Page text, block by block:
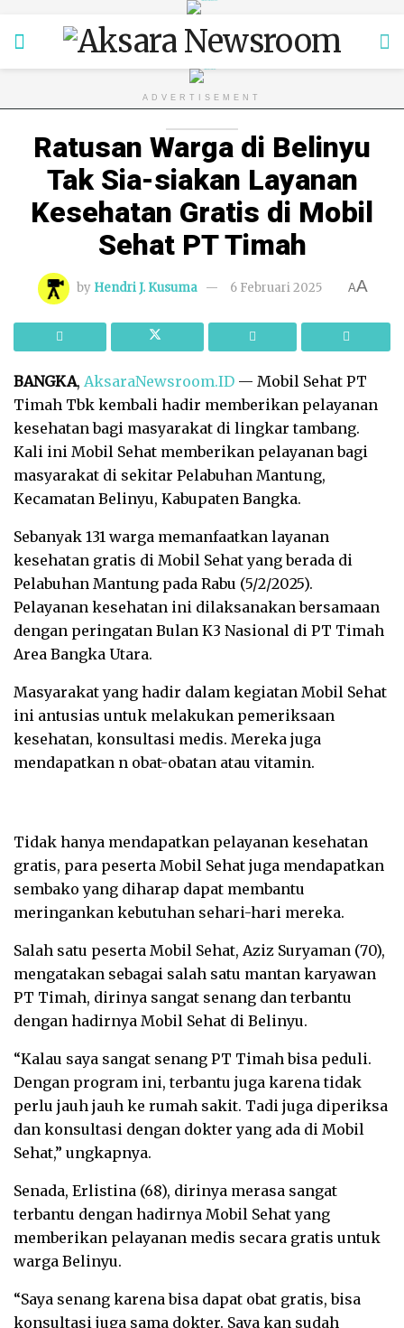
ADVERTISEMENT
Ratusan Warga di Belinyu
Tak Sia-siakan Layanan
Kesehatan Gratis di Mobil
Sehat PT Timah
by Hendri J. Kusuma 6 Februari 2025 AA
BANGKA, AksaraNewsroom.ID — Mobil Sehat PT
Timah Tbk kembali hadir memberikan pelayanan
kesehatan bagi masyarakat di lingkar tambang.
Kali ini Mobil Sehat memberikan pelayanan bagi
masyarakat di sekitar Pelabuhan Mantung,
Kecamatan Belinyu, Kabupaten Bangka.
Sebanyak 131 warga memanfaatkan layanan
kesehatan gratis di Mobil Sehat yang berada di
Pelabuhan Mantung pada Rabu (5/2/2025).
Pelayanan kesehatan ini dilaksanakan bersamaan
dengan peringatan Bulan K3 Nasional di PT Timah
Area Bangka Utara.
Masyarakat yang hadir dalam kegiatan Mobil Sehat
ini antusias untuk melakukan pemeriksaan
kesehatan, konsultasi medis. Mereka juga
mendapatkan n obat-obatan atau vitamin.
Tidak hanya mendapatkan pelayanan kesehatan
gratis, para peserta Mobil Sehat juga mendapatkan
sembako yang diharap dapat membantu
meringankan kebutuhan sehari-hari mereka.
Salah satu peserta Mobil Sehat, Aziz Suryaman (70),
mengatakan sebagai salah satu mantan karyawan
PT Timah, dirinya sangat senang dan terbantu
dengan hadirnya Mobil Sehat di Belinyu.
“Kalau saya sangat senang PT Timah bisa peduli.
Dengan program ini, terbantu juga karena tidak
perlu jauh jauh ke rumah sakit. Tadi juga diperiksa
dan konsultasi dengan dokter yang ada di Mobil
Sehat,” ungkapnya.
Senada, Erlistina (68), dirinya merasa sangat
terbantu dengan hadirnya Mobil Sehat yang
memberikan pelayanan medis secara gratis untuk
warga Belinyu.
“Saya senang karena bisa dapat obat gratis, bisa
konsultasi juga sama dokter. Saya kan sudah